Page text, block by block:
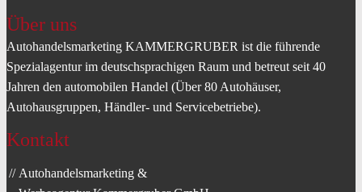
Über uns
Autohandelsmarketing KAMMERGRUBER ist die führende
Spezialagentur im deutschsprachigen Raum und betreut seit 40
Jahren den automobilen Handel (Über 80 Autohäuser,
Autohausgruppen, Händler- und Servicebetriebe).
Kontakt
Autohandelsmarketing &